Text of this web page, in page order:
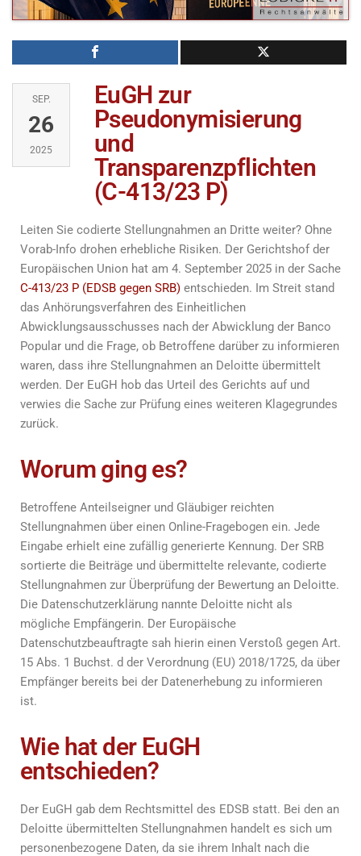
SEP.
26
2025
EuGH zur
Pseudonymisierung
und
Transparenzpflichten
(C-413/23 P)
Leiten Sie codierte Stellungnahmen an Dritte weiter? Ohne
Vorab-Info drohen erhebliche Risiken. Der Gerichtshof der
Europäischen Union hat am 4. September 2025 in der Sache
C-413/23 P (EDSB gegen SRB) entschieden. Im Streit stand
das Anhörungsverfahren des Einheitlichen
Abwicklungsausschusses nach der Abwicklung der Banco
Popular und die Frage, ob Betroffene darüber zu informieren
waren, dass ihre Stellungnahmen an Deloitte übermittelt
werden. Der EuGH hob das Urteil des Gerichts auf und
verwies die Sache zur Prüfung eines weiteren Klagegrundes
zurück.
Worum ging es?
Betroffene Anteilseigner und Gläubiger reichten
Stellungnahmen über einen Online-Fragebogen ein. Jede
Eingabe erhielt eine zufällig generierte Kennung. Der SRB
sortierte die Beiträge und übermittelte relevante, codierte
Stellungnahmen zur Überprüfung der Bewertung an Deloitte.
Die Datenschutzerklärung nannte Deloitte nicht als
mögliche Empfängerin. Der Europäische
Datenschutzbeauftragte sah hierin einen Verstoß gegen Art.
15 Abs. 1 Buchst. d der Verordnung (EU) 2018/1725, da über
Empfänger bereits bei der Datenerhebung zu informieren
ist.
Wie hat der EuGH
entschieden?
Der EuGH gab dem Rechtsmittel des EDSB statt. Bei den an
Deloitte übermittelten Stellungnahmen handelt es sich um
personenbezogene Daten, da sie ihrem Inhalt nach die